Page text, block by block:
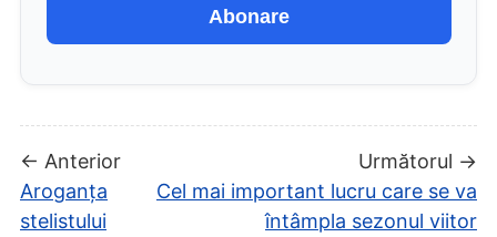
Abonare
← Anterior
Aroganța
stelistului
Următorul →
Cel mai important lucru care se va
întâmpla sezonul viitor